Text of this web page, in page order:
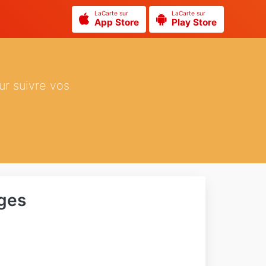
LaCarte sur
App Store
LaCarte sur
Play Store
suivre vos